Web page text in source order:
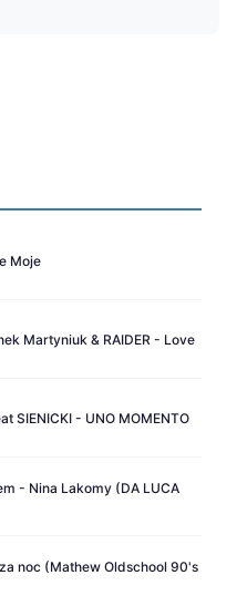
Moje
Martyniuk & RAIDER - Love
SIENICKI - UNO MOMENTO
- Nina Lakomy (DA LUCA
noc (Mathew Oldschool 90's